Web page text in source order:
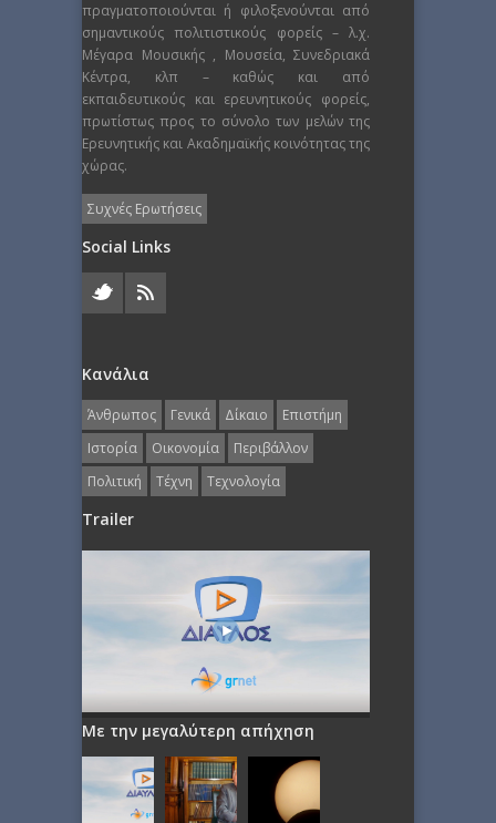
πραγματοποιούνται ή φιλοξενούνται από
σημαντικούς πολιτιστικούς φορείς – λ.χ.
Μέγαρα Μουσικής , Μουσεία, Συνεδριακά
Κέντρα, κλπ – καθώς και από
εκπαιδευτικούς και ερευνητικούς φορείς,
πρωτίστως προς το σύνολο των μελών της
Ερευνητικής και Ακαδημαϊκής κοινότητας της
χώρας.
Συχνές Ερωτήσεις
Social Links
Κανάλια
Άνθρωπος Γενικά Δίκαιο
Επιστήμη
Ιστορία
Οικονομία
Περιβάλλον
Πολιτική
Τέχνη Τεχνολογία
Trailer
Με την μεγαλύτερη απήχηση